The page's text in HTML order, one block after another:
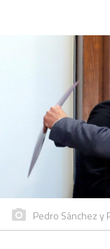
Pedro Sánchez y